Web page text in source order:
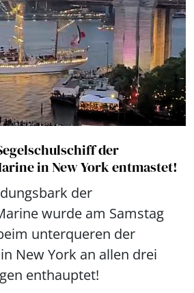
der
in New York entmastet!
der
wurde am Samstag
unterqueren der
New York an allen drei
enthauptet!